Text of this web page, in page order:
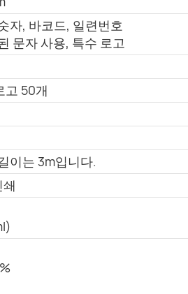
자, 바코드, 일련번호
문자 사용, 특수 로고
고 50개
이는 3m입니다.